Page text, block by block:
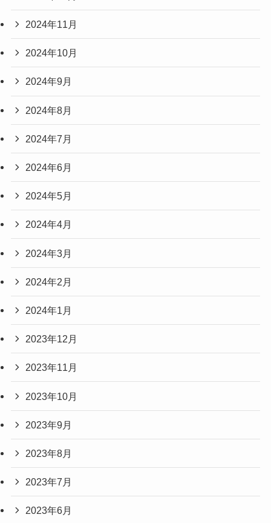
2024年11月
2024年10月
2024年9月
2024年8月
2024年7月
2024年6月
2024年5月
2024年4月
2024年3月
2024年2月
2024年1月
2023年12月
2023年11月
2023年10月
2023年9月
2023年8月
2023年7月
2023年6月